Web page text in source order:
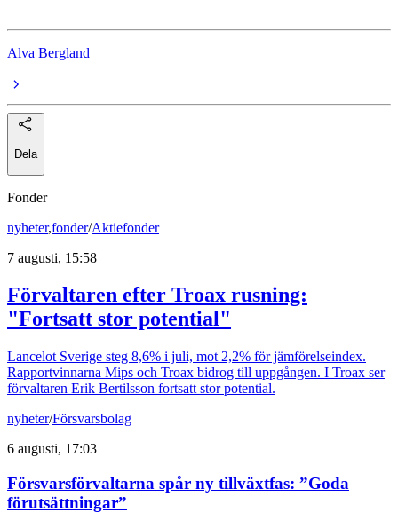
Alva Bergland
Dela
Fonder
nyheter,fonder/Aktiefonder
7 augusti, 15:58
Förvaltaren efter Troax rusning:
"Fortsatt stor potential"
Lancelot Sverige steg 8,6% i juli, mot 2,2% för jämförelseindex.
Rapportvinnarna Mips och Troax bidrog till uppgången. I Troax ser
förvaltaren Erik Bertilsson fortsatt stor potential.
nyheter/Försvarsbolag
6 augusti, 17:03
Försvarsförvaltarna spår ny tillväxtfas: ”Goda
förutsättningar”